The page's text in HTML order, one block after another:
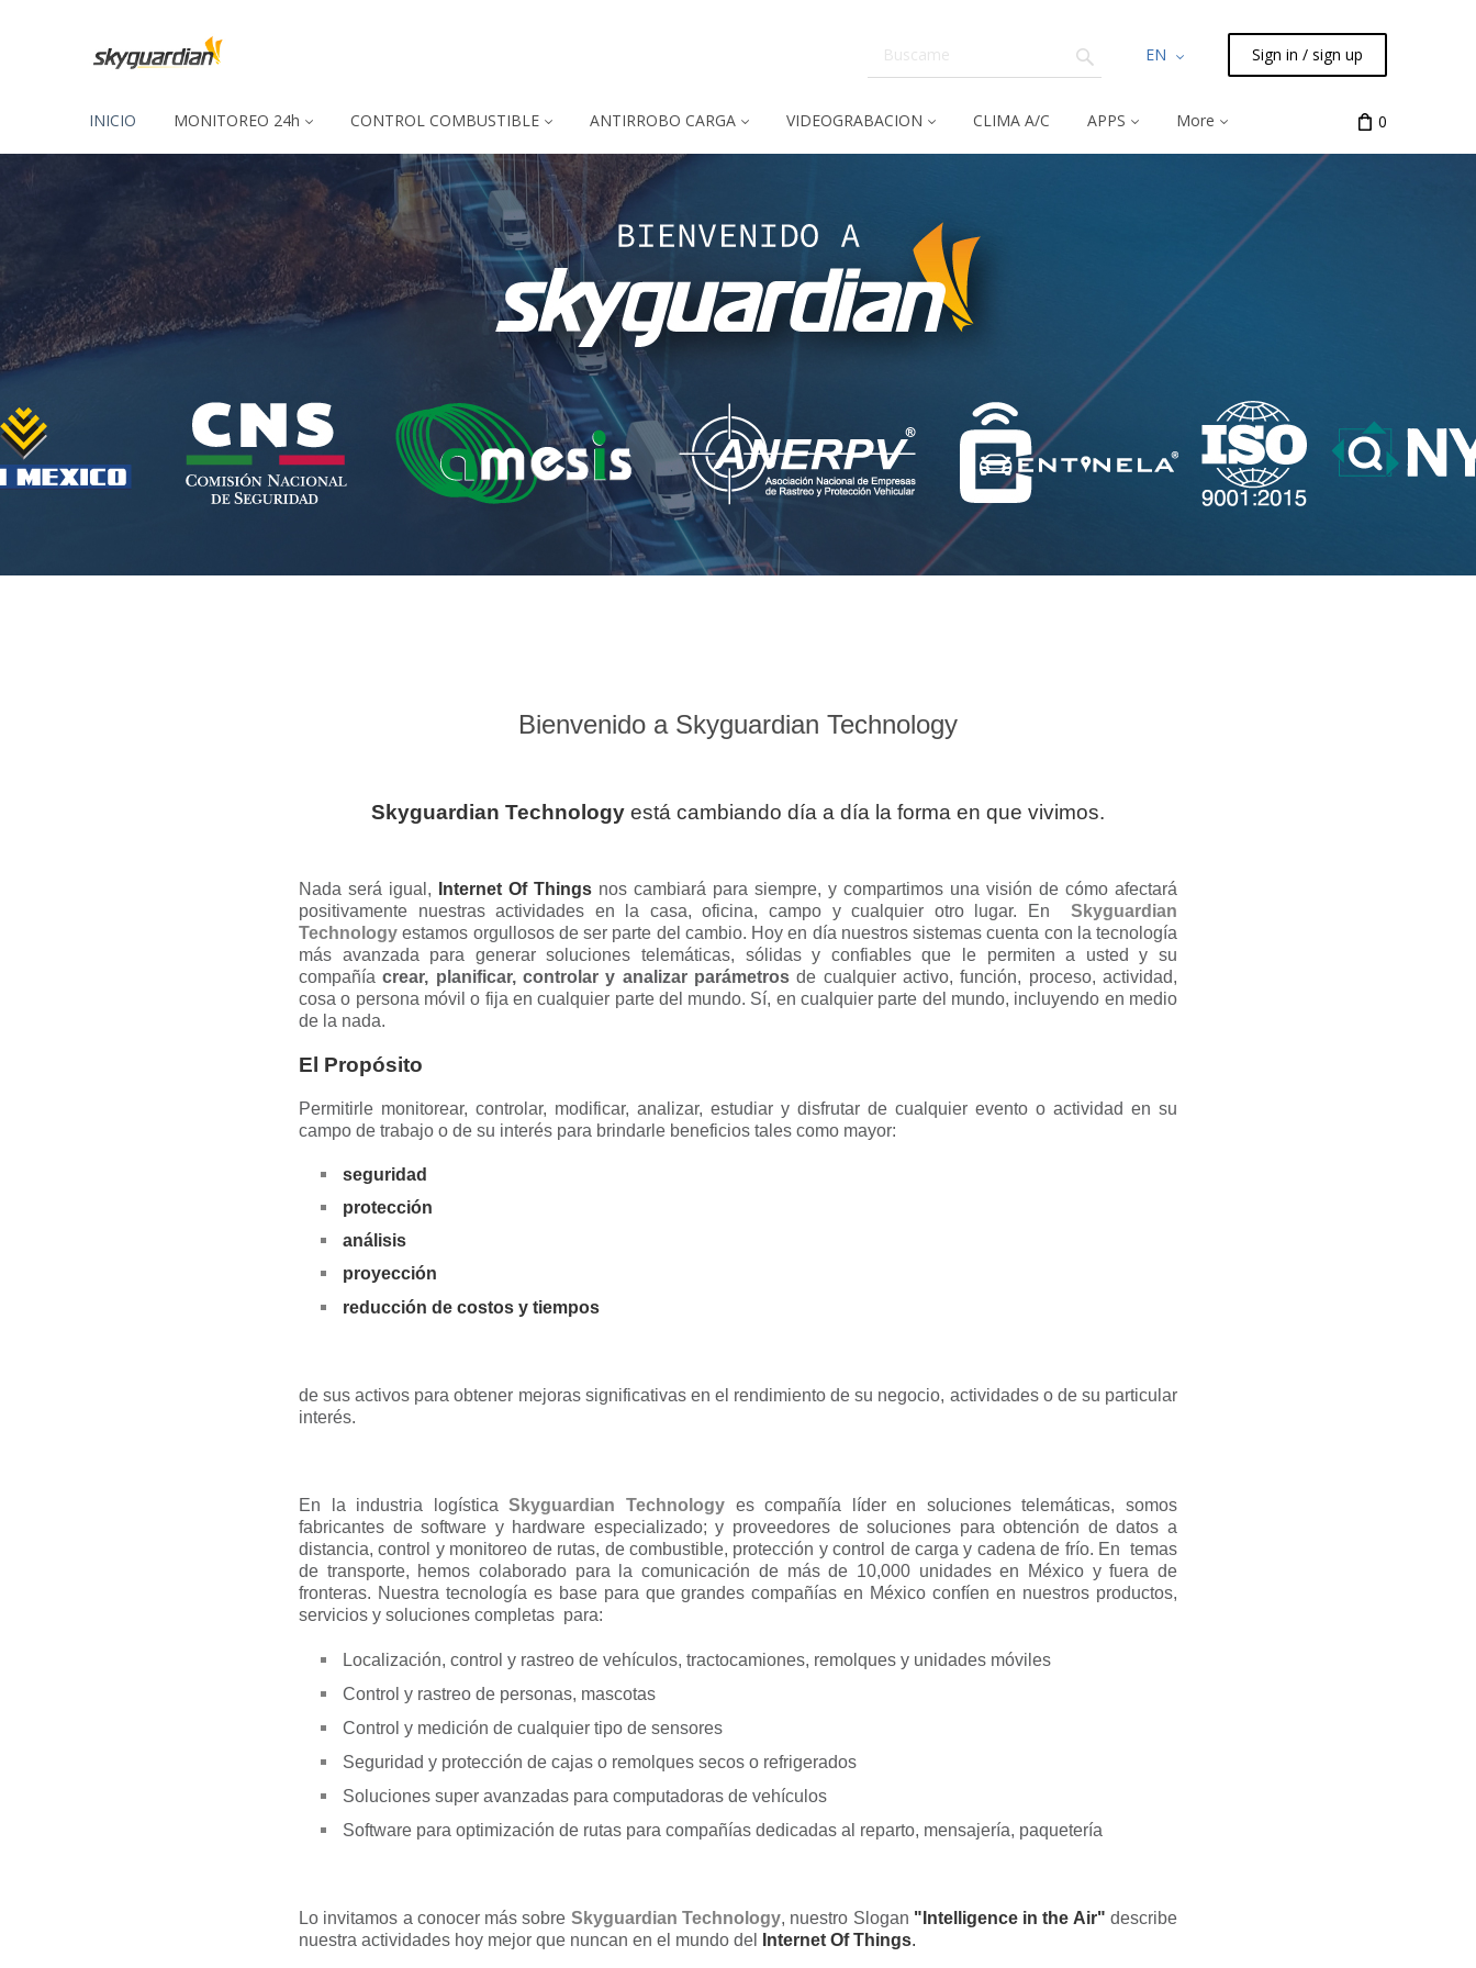
EN Sign in / sign up
INICIO MONITOREO 24h CONTROL COMBUSTIBLE ANTIRROBO CARGA VIDEOGRABACION CLIMA A/C APPS More 0
Bienvenido a Skyguardian Technology
Skyguardian Technology está cambiando día a día la forma en que vivimos.
Nada será igual, Internet Of Things nos cambiará para siempre, y compartimos una visión de cómo afectará
positivamente nuestras actividades en la casa, oficina, campo y cualquier otro lugar. En
Skyguardian
Technology estamos orgullosos de ser parte del cambio. Hoy en día nuestros sistemas cuenta con la tecnología
más avanzada para generar soluciones telemáticas, sólidas y confiables que le permiten a usted y su
compañíacrear, planificar, controlar y analizar parámetros de cualquier activo, función, proceso, actividad,
cosa o persona móvil o fija en cualquier parte del mundo. Sí, en cualquier parte del mundo, incluyendo en medio
de la nada.
El Propósito
Permitirle monitorear, controlar, modificar, analizar, estudiar y disfrutar de cualquier evento o actividad en su
campo de trabajo o de su interés para brindarle beneficios tales como mayor:
seguridad
protección
análisis
proyección
reducción de costos y tiempos
de sus activos para obtener mejoras significativas en el rendimiento de su negocio, actividades o de su particular
interés.
En la industria logísticaSkyguardian Technologyes compañía líder en soluciones telemáticas, somos
fabricantes de software y hardware especializado; y proveedores de soluciones para obtención de datos a
distancia, control y monitoreo de rutas, de combustible, protección y control de carga y cadena de frío. En temas
de transporte, hemos colaborado para la comunicación de más de 10,000 unidades en México y fuera de
fronteras. Nuestra tecnología es base para que grandes compañías en México confíen en nuestros productos,
servicios y soluciones completas para:
Localización, control y rastreo de vehículos, tractocamiones, remolques y unidades móviles
Control y rastreo de personas, mascotas
Control y medición de cualquier tipo de sensores
Seguridad y protección de cajas o remolques secos o refrigerados
Soluciones super avanzadas para computadoras de vehículos
Software para optimización de rutas para compañías dedicadas al reparto, mensajería, paquetería
Lo invitamos a conocer más sobre Skyguardian Technology, nuestro Slogan "Intelligence in the Air" describe
nuestra actividades hoy mejor que nuncan en el mundo del
Internet Of Things.